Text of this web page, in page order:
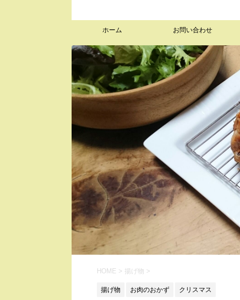
ホーム お問い合わせ
HOME > 揚げ物 >
揚げ物 お肉のおかず クリスマス